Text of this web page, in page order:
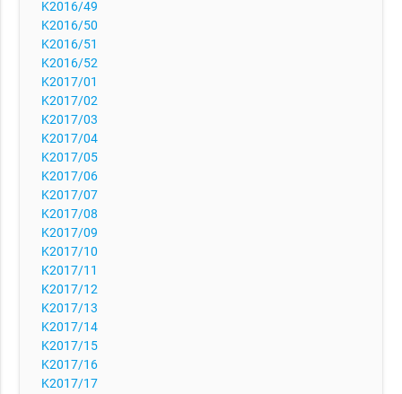
K2016/49
K2016/50
K2016/51
K2016/52
K2017/01
K2017/02
K2017/03
K2017/04
K2017/05
K2017/06
K2017/07
K2017/08
K2017/09
K2017/10
K2017/11
K2017/12
K2017/13
K2017/14
K2017/15
K2017/16
K2017/17